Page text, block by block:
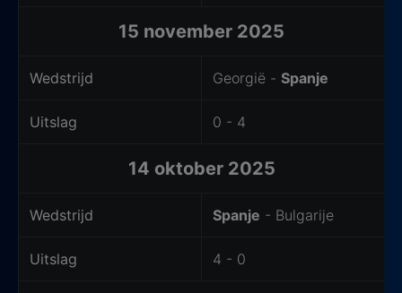
15 november 2025
Wedstrijd Georgië - Spanje
Uitslag 0 - 4
14 oktober 2025
Wedstrijd Spanje - Bulgarije
Uitslag 4 - 0